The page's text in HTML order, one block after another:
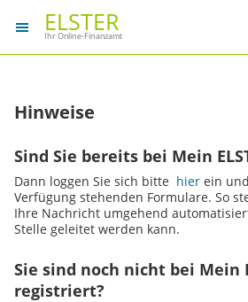
ELSTER
Ihr Online-Finanzamt
Hinweise
Sind Sie bereits bei Mein
Dann loggen Sie sich bitte hier ein
Verfügung stehenden Formulare. So
Ihre Nachricht umgehend
Stelle geleitet werden kann.
Sie sind noch nicht bei Mein
registriert?